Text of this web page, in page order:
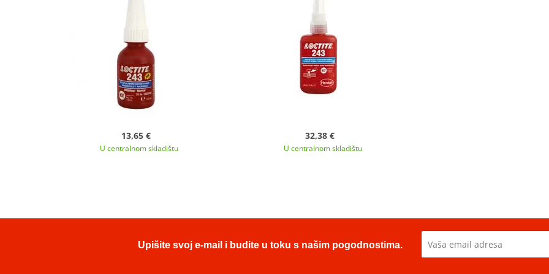
13,65 €
U centralnom skladištu
32,38 €
U centralnom skladištu
Upišite svoj e-mail i budite u toku s našim pogodnostima.